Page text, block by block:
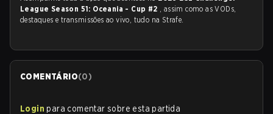
League Season 51: Oceania - Cup #2 , assim como as VODs,
destaques e transmissões ao vivo, tudo na Strafe.
COMENTÁRIO(0)
Login para comentar sobre esta partida